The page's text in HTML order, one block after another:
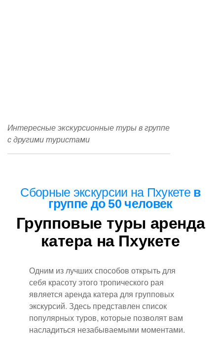
Интересные экскурсионные туры в группе
с другими туристами
Сборные экскурсии на Пхукете в
группе до 50 человек
Групповые туры аренда
катера на Пхукете
Одним из лучших способов открыть для
себя красоту этого тропического рая
является аренда катера для групповых
экскурсий. Здесь представлен список
популярных туров, которые позволят вам
насладиться незабываемыми моментами.